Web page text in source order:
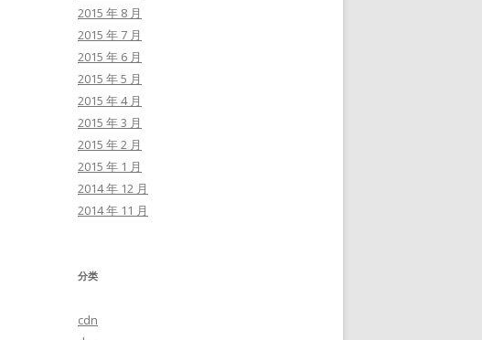
2015 年 8 月
2015 年 7 月
2015 年 6 月
2015 年 5 月
2015 年 4 月
2015 年 3 月
2015 年 2 月
2015 年 1 月
2014 年 12 月
2014 年 11 月
分类
cdn